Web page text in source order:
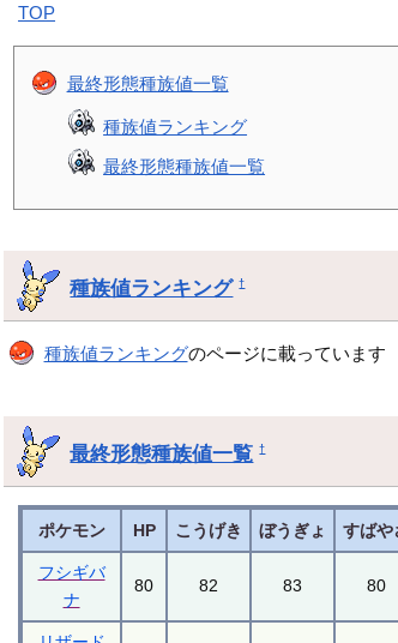
TOP
最終形態種族値一覧
種族値ランキング
最終形態種族値一覧
種族値ランキング †
種族値ランキングのページに載っています
最終形態種族値一覧 †
ポケモン HP こうげき ぼうぎょ すばや
フシギバ
ナ
80 82 83 80